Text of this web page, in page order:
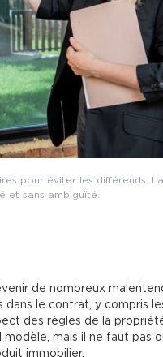
pour éviter les différends.
et sans ambiguïté.
de nombreux
le contrat, y compris
des règles de la
mais il ne faut pas
immobilier.